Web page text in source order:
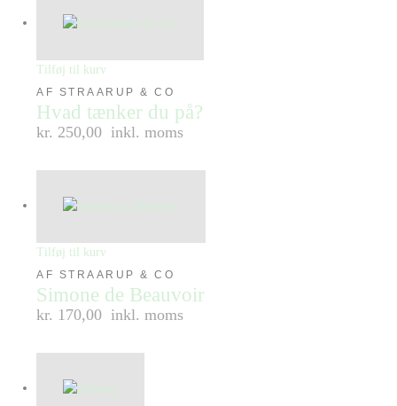
Tilføj til kurv
AF STRAARUP & CO
Hvad tænker du på?
kr. 250,00 inkl. moms
Tilføj til kurv
AF STRAARUP & CO
Simone de Beauvoir
kr. 170,00 inkl. moms